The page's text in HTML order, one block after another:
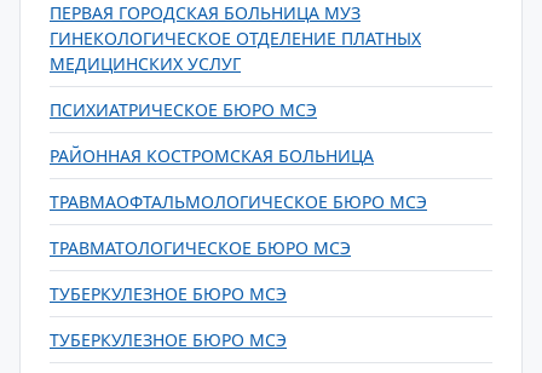
ПЕРВАЯ ГОРОДСКАЯ БОЛЬНИЦА МУЗ
ГИНЕКОЛОГИЧЕСКОЕ ОТДЕЛЕНИЕ ПЛАТНЫХ
МЕДИЦИНСКИХ УСЛУГ
ПСИХИАТРИЧЕСКОЕ БЮРО МСЭ
РАЙОННАЯ КОСТРОМСКАЯ БОЛЬНИЦА
ТРАВМАОФТАЛЬМОЛОГИЧЕСКОЕ БЮРО МСЭ
ТРАВМАТОЛОГИЧЕСКОЕ БЮРО МСЭ
ТУБЕРКУЛЕЗНОЕ БЮРО МСЭ
ТУБЕРКУЛЕЗНОЕ БЮРО МСЭ